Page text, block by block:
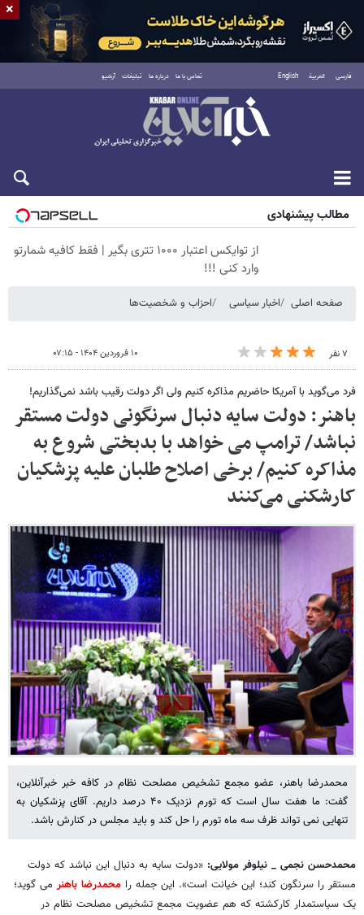
فارسی العربية English تماس با ما درباره ما تبلیغات آرشیو
پنجشنبه ۱۵ مرداد ۱۴۰۵
مطالب پیشنهادی
از توایکس اعتبار ۱۰۰۰ تتری بگیر | فقط کافیه شمارتو
وارد کنی !!!
صفحه اصلی اخبار سیاسی احزاب و شخصیت‌ها
۷ نفر ۱۰ فروردین ۱۴۰۴ - ۰۷:۱۵
فرد می‌گوید با آمریکا حاضریم مذاکره کنیم ولی اگر دولت رقیب باشد نمی‌گذاریم!
باهنر: دولت سایه دنبال سرنگونی دولت مستقر
نباشد/ ترامپ می خواهد با بدبختی شروع به
مذاکره کنیم/ برخی اصلاح‌ طلبان علیه پزشکیان
کارشکنی می‌کنند
محمدرضا باهنر، عضو مجمع تشخیص مصلحت نظام در کافه خبر خبرآنلاین،
گفت: ما هفت سال است که تورم نزدیک ۴۰ درصد داریم. آقای پزشکیان به
تنهایی نمی تواند ظرف سه ماه تورم را حل کند و باید مجلس در کنارش باشد.
محمدحسن نجمی _ نیلوفر مولایی: «دولت سایه به دنبال این نباشد که دولت
مستقر را سرنگون کند؛ این خیانت است». این جمله را محمدرضا باهنرمی گوید؛
یک سیاستمدار کارکشته که هم عضویت مجمع تشخیص مصلحت نظام در
×